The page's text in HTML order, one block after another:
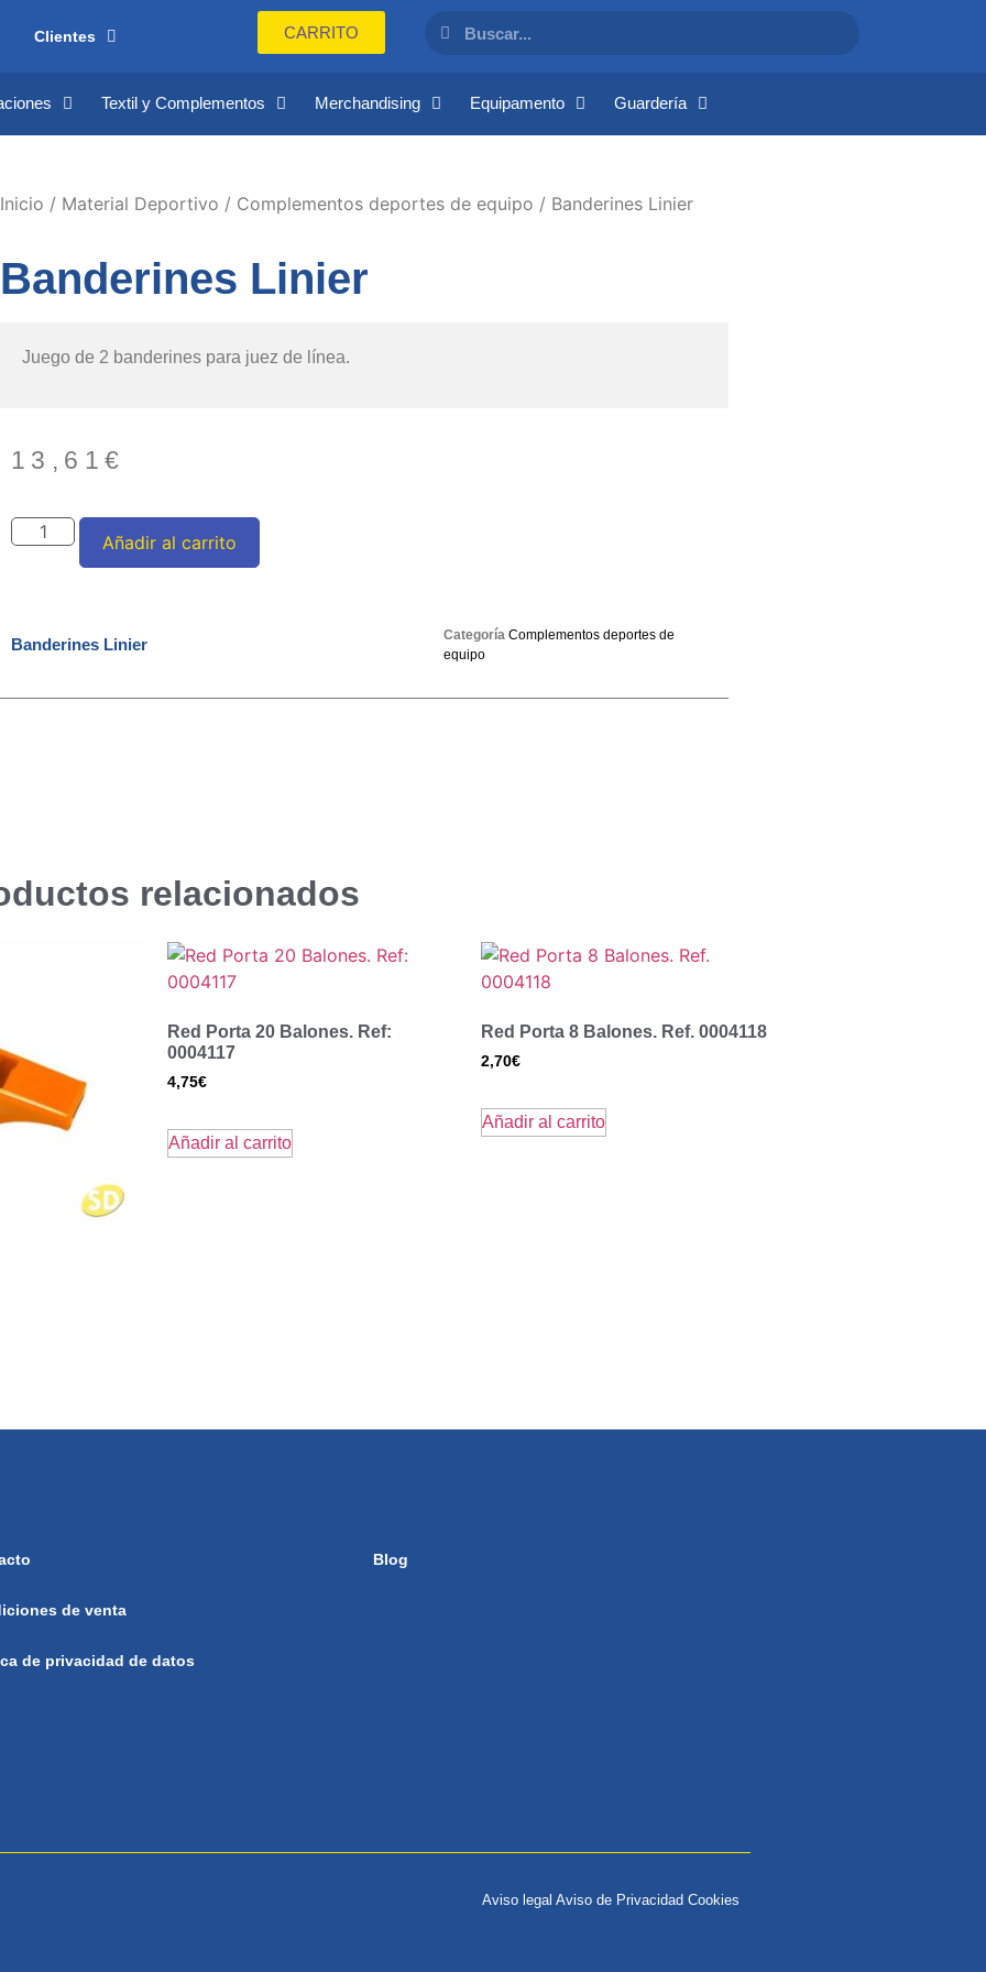
Clientes CARRITO
Textil y Complementos Merchandising Equipamento Guardería
Inicio / Material Deportivo / Complementos deportes de equipo / Banderines Linier
Banderines Linier
Juego de 2 banderines para juez de línea.
13,61 €
Añadir al carrito
Banderines Linier
Categoría Complementos deportes de
equipo
relacionados
Red Porta 20 Balones. Ref:
0004117
4,75€
Añadir al carrito
Red Porta 8 Balones. Ref. 0004118
2,70€
Añadir al carrito
de venta
de privacidad de datos
Blog
Aviso legal Aviso de Privacidad Cookies